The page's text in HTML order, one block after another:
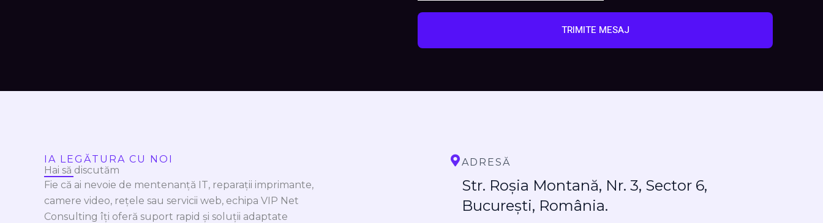
TRIMITE MESAJ
IA LEGĂTURA CU NOI
Hai să discutăm
Fie că ai nevoie de mentenanță IT, reparații imprimante,
camere video, rețele sau servicii web, echipa VIP Net
Consulting îți oferă suport rapid și soluții adaptate
ADRESĂ
Str. Roșia Montană, Nr. 3, Sector 6,
București, România.